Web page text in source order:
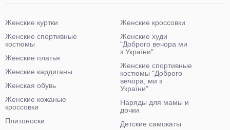
Женские куртки
Женские спортивные
костюмы
Женские платья
Женские кардиганы
Женская обувь
Женские кожаные
кроссовки
Плитоноски
Женские кроссовки
Женские худи
"Доброго вечора ми
з України"
Женские спортивные
костюмы "Доброго
вечора, ми з
України"
Наряды для мамы и
дочки
Детские самокаты